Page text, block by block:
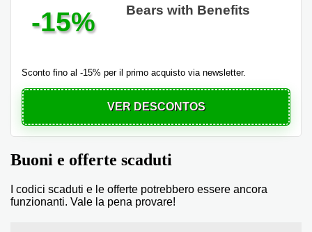
-15%
Bears with Benefits
Sconto fino al -15% per il primo acquisto via newsletter.
VER DESCONTOS
Buoni e offerte scaduti
I codici scaduti e le offerte potrebbero essere ancora
funzionanti. Vale la pena provare!